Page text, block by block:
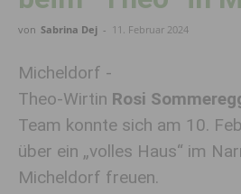
von Sabrina Dej - 11. Februar 2024
Micheldorf -
Theo-Wirtin Rosi
Team konnte sich am 10.
über ein „volles Haus“ im
Micheldorf freuen.